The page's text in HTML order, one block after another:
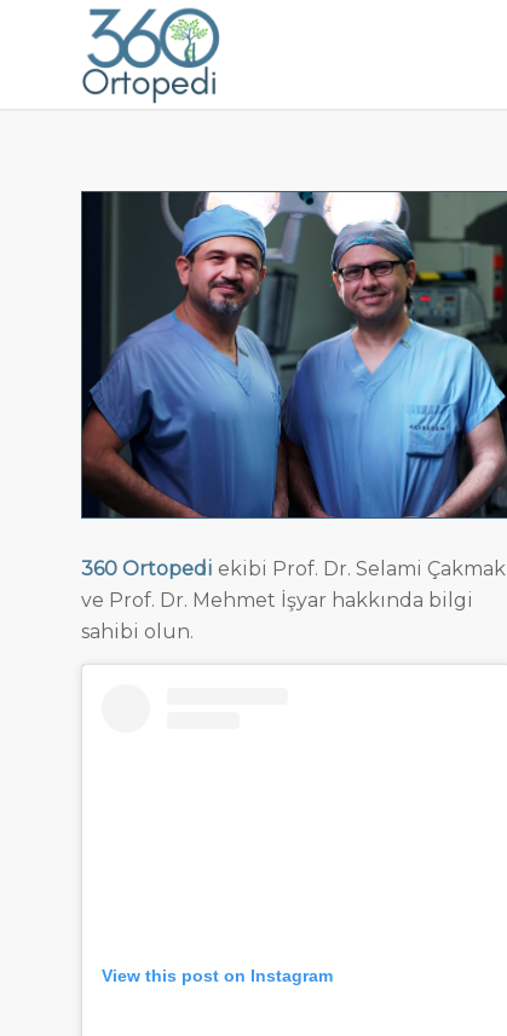
360 Ortopedi ekibi Prof. Dr. Selami Çakmak
ve Prof. Dr. Mehmet İşyar hakkında bilgi
sahibi olun.
View this post on Instagram